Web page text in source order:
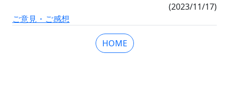
(2023/11/17)
ご意見・ご感想
HOME